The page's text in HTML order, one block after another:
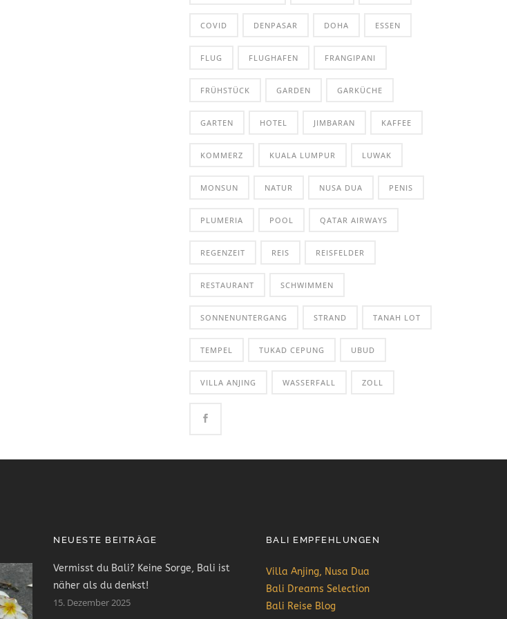
COVID DENPASAR DOHA ESSEN
FLUG FLUGHAFEN FRANGIPANI
FRÜHSTÜCK GARDEN GARKÜCHE
GARTEN HOTEL JIMBARAN KAFFEE
KOMMERZ KUALA LUMPUR LUWAK
MONSUN NATUR NUSA DUA PENIS
PLUMERIA POOL QATAR AIRWAYS
REGENZEIT REIS REISFELDER
RESTAURANT SCHWIMMEN
SONNENUNTERGANG STRAND TANAH LOT
TEMPEL TUKAD CEPUNG UBUD
VILLA ANJING WASSERFALL ZOLL
NEUESTE BEITRÄGE
Vermisst du Bali? Keine Sorge, Bali ist
näher als du denkst!
15. Dezember 2025
BALI EMPFEHLUNGEN
Villa Anjing, Nusa Dua
Bali Dreams Selection
Bali Reise Blog